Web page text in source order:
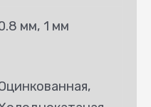
мм, 1 мм